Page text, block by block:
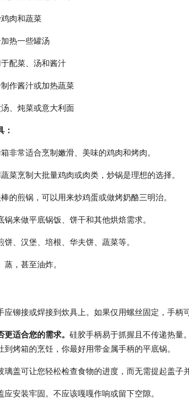
肉和蔬菜
热一些罐汤
配菜、汤和酱汁
作酱汁或加热蔬菜
、炖菜或意大利面
：
非常适合烹制嫩滑、美味的鸡肉和烤肉。
菜烹制大批量鸡肉或肉类，炒锅是理想的选择。
的煎锅，可以用来炒鸡蛋或做烤奶酪三明治。
来做平底锅饭、饼干和其他烘焙需求。
、汉堡、培根、华夫饼、蔬菜等。
，甚至油炸。
应铆接或焊接到炊具上。如果仅用螺丝固定，手柄
适合您的需求。 硅胶手柄易于抓握且不传递热量
到烤箱的烹饪，你最好用带金属手柄的平底锅。
璃盖可让您轻松检查食物的进度，而无需提起盖子
应安装牢固。不应该嘎嘎作响或留下空隙。